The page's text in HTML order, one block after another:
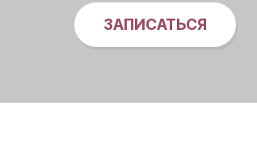
ЗАПИСАТЬСЯ